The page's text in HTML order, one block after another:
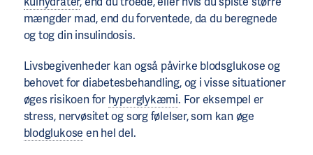
mængder mad, end du forventede, da du beregnede
og tog din insulindosis.
Livsbegivenheder kan også påvirke blodsglukose og
behovet for diabetesbehandling, og i visse situationer
øges risikoen for hyperglykæmi. For eksempel er
stress, nervøsitet og sorg følelser, som kan øge
blodglukose en hel del.